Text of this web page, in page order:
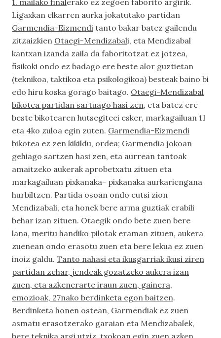
1. mailako finalerako ez zegoen faborito argirik.
Ligaxkan elkarren aurka jokatutako partidan
Garmendia-Eizmendi tanto bakar batez gailendu
zitzaizkien Otaegi-Mendizabali, eta Mendizabal
kantxan izanda zaila da faboritotzat ez jotzea,
fisikoki ondo ez badago ere beste alor guztietan
(teknikoa, taktikoa eta psikologikoa) besteak baino bi
edo hiru koska gorago baitago. Otaegi-Mendizabal
bikotea partidan sartuago hasi zen, eta batez ere
beste bikotearen hutsegiteei esker, markagailuan 11
eta 4ko zuloa egin zuten. Garmendia-Eizmendi
bikotea ez zen kikildu, ordea; Garmendia jokoan
gehiago sartzen hasi zen, eta aurrean tantoak
amaitzeko aukerak aprobetxatu zituen eta
markagailuan pixkanaka- pixkanaka aurkariengana
hurbiltzen. Partida osoan ondo eutsi zion
Mendizabali, eta honek bere arma guztiak erabili
behar izan zituen. Otaegik ondo bete zuen bere
lana, meritu handiko pilotak eraman zituen, aukera
zuenean ondo erasotu zuen eta bere lekua ez zuen
inoiz galdu. Tanto nahasi eta ikusgarriak ikusi ziren
partidan zehar, jendeak gozatzeko aukera izan
zuen, eta azkenerarte iraun zuen, gainera,
emozioak, 27nako berdinketa egon baitzen.
Berdinketa honen ostean, Garmendiak ez zuen
asmatu erasotzerako garaian eta Mendizabalek,
bere teknika argi utziz, txokoan egin zuen azken